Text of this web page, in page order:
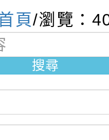
勵所屬同
學校、民
查照
公立學校
開 智慧
府家庭教
資訊」、
「祖孫樂
』不絕-
邁向下一
長團體」
函以，有
務員留職
許可一案
學115學
7-9招代課
學年度國
」核定一
國民及學
年度教育
市政府腸
頁/瀏覽：
搜尋